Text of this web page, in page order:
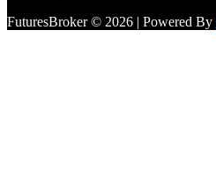
FuturesBroker © 2026 | Powered By